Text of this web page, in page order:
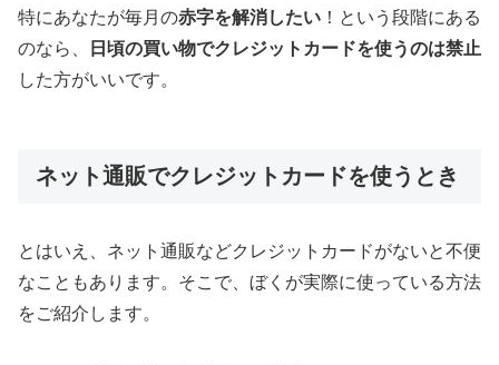
特にあなたが毎月の赤字を解消したい ！という段階にある
のなら、
日頃の買い物でクレジットカードを使うのは禁止
した方がいいです。
ネット通販でクレジットカードを使うとき
とはいえ、ネット通販などクレジットカードがないと不便
なこともあります。そこで、ぼくが実際に使っている方法
をご紹介します。